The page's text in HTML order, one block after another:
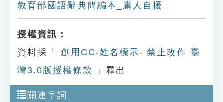
教育部國語辭典簡編本_庸人自擾
授權資訊：
資料採「
創用CC-姓名標示- 禁止改作 臺
灣3.0版授權條款
」釋出
關連字詞